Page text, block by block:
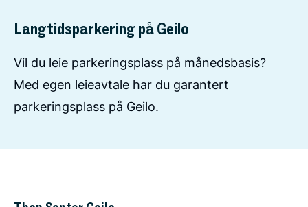
Langtidsparkering på Geilo
Vil du leie parkeringsplass på månedsbasis?
Med egen leieavtale har du garantert
parkeringsplass på Geilo.